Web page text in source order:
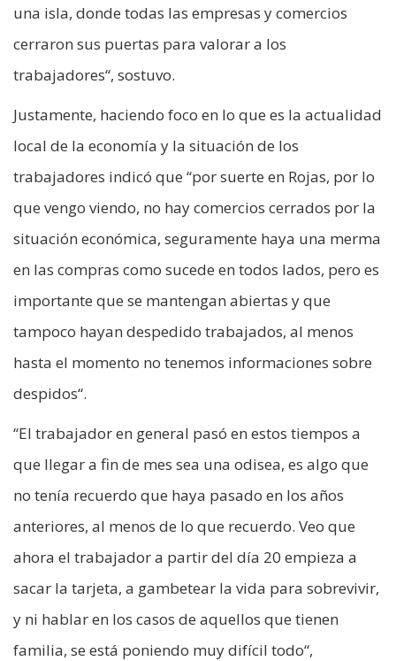
una isla, donde todas las empresas y comercios
cerraron sus puertas para valorar a los
trabajadores“, sostuvo.
Justamente, haciendo foco en lo que es la actualidad
local de la economía y la situación de los
trabajadores indicó que “por suerte en Rojas, por lo
que vengo viendo, no hay comercios cerrados por la
situación económica, seguramente haya una merma
en las compras como sucede en todos lados, pero es
importante que se mantengan abiertas y que
tampoco hayan despedido trabajados, al menos
hasta el momento no tenemos informaciones sobre
despidos“.
“El trabajador en general pasó en estos tiempos a
que llegar a fin de mes sea una odisea, es algo que
no tenía recuerdo que haya pasado en los años
anteriores, al menos de lo que recuerdo. Veo que
ahora el trabajador a partir del día 20 empieza a
sacar la tarjeta, a gambetear la vida para sobrevivir,
y ni hablar en los casos de aquellos que tienen
familia, se está poniendo muy difícil todo“,